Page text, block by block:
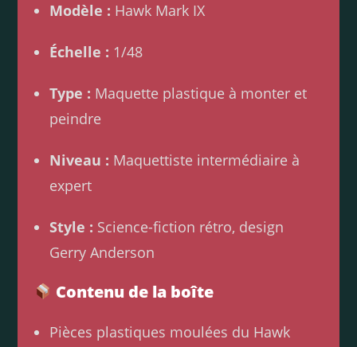
Modèle : Hawk Mark IX
Échelle : 1/48
Type : Maquette plastique à monter et
peindre
Niveau : Maquettiste intermédiaire à
expert
Style : Science-fiction rétro, design
Gerry Anderson
Contenu de la boîte
Pièces plastiques moulées du Hawk